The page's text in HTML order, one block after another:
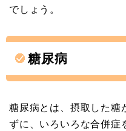
でしょう。
糖尿病
糖尿病とは、摂取した糖
ずに、いろいろな合併症